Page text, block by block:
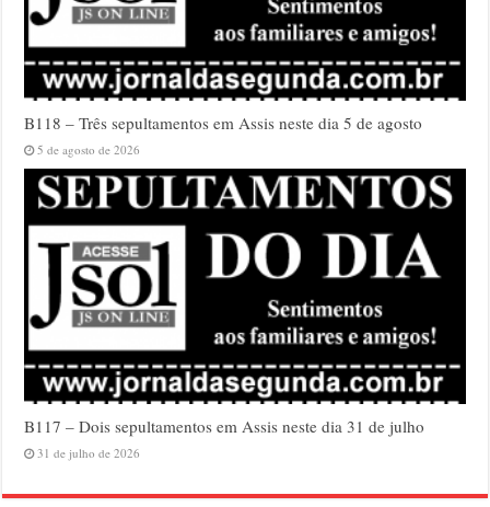
B118 – Três sepultamentos em Assis neste dia 5 de agosto
5 de agosto de 2026
B117 – Dois sepultamentos em Assis neste dia 31 de julho
31 de julho de 2026